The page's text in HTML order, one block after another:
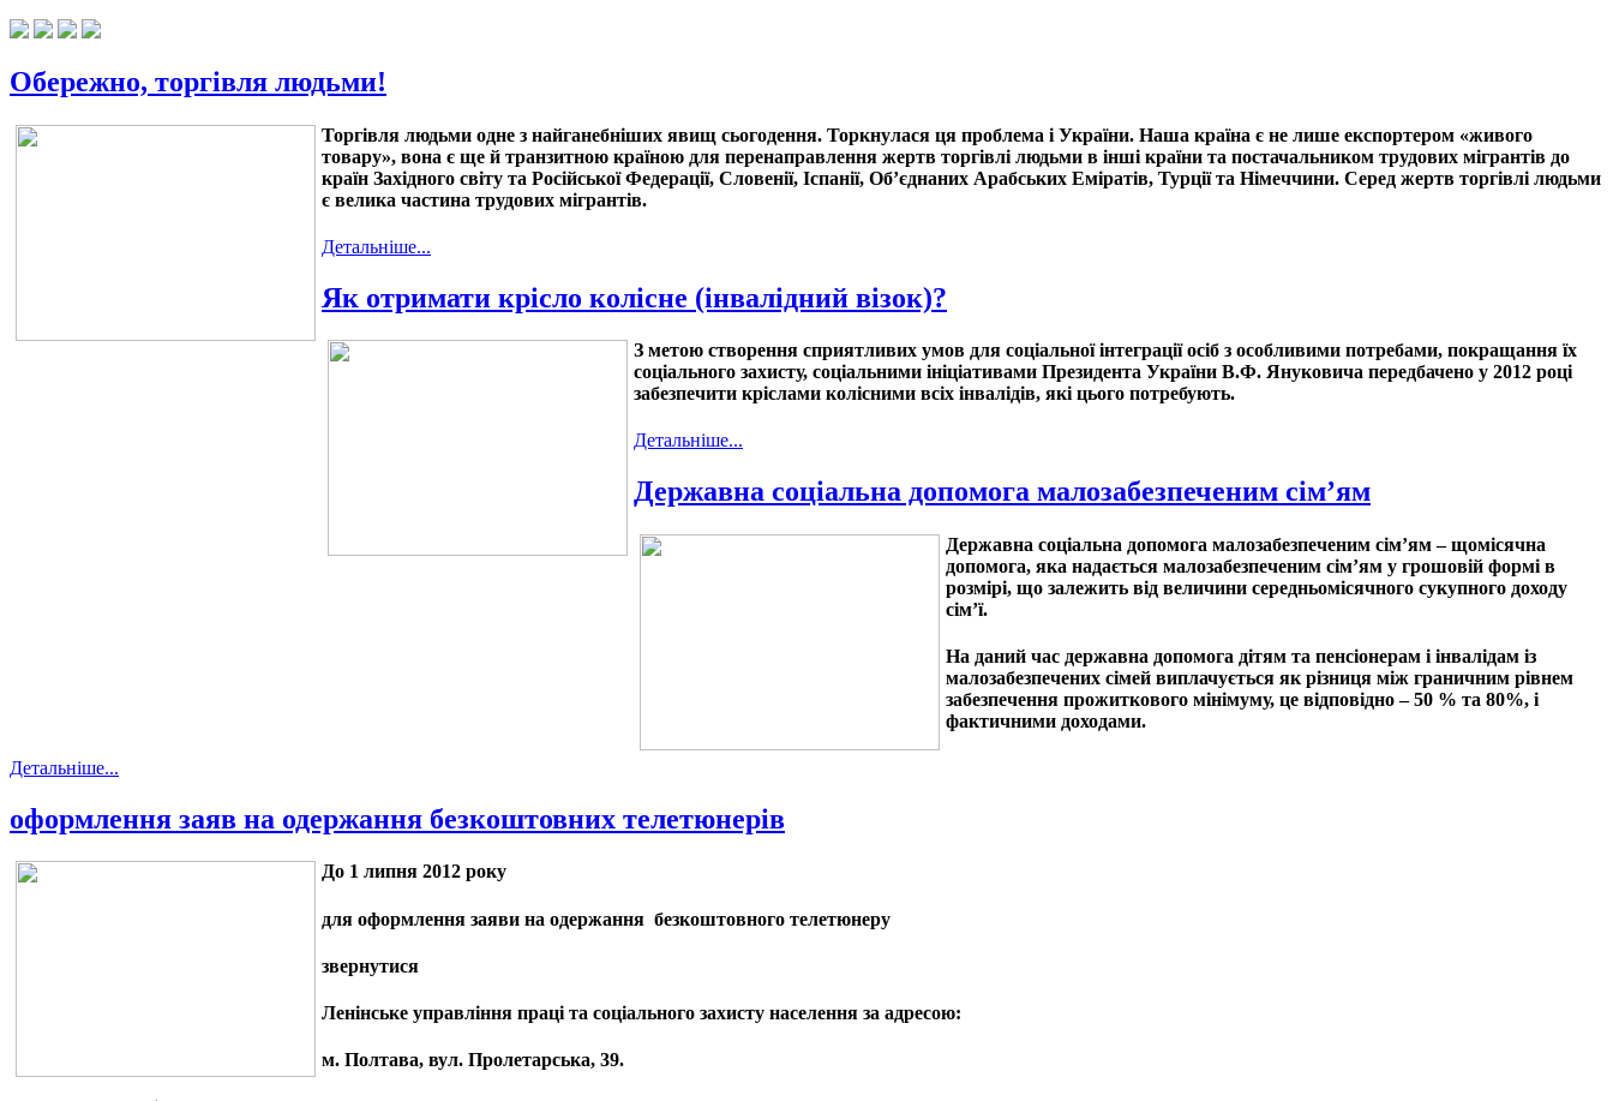
Обережно, торгівля людьми!
Торгівля людьми одне з найганебніших явищ сьогодення. Торкнулася ця проблема і України. Наша країна є не лише експортером «живого
товару», вона є ще й транзитною країною для перенаправлення жертв торгівлі людьми в інші країни та постачальником трудових мігрантів до
країн Західного світу та Російської Федерації, Словенії, Іспанії, Об’єднаних Арабських Еміратів, Турції та Німеччини. Серед жертв торгівлі людьми
є велика частина трудових мігрантів.
Детальніше...
Як отримати крісло колісне (інвалідний візок)?
З метою створення сприятливих умов для соціальної інтеграції осіб з особливими потребами, покращання їх
соціального захисту, соціальними ініціативами Президента України В.Ф. Януковича передбачено у 2012 році
забезпечити кріслами колісними всіх інвалідів, які цього потребують.
Детальніше...
Державна соціальна допомога малозабезпеченим сім’ям
Державна соціальна допомога малозабезпеченим сім’ям– щомісячна
допомога, яка надається малозабезпеченим сім’ям у грошовій формі в
розмірі, що залежить від величини середньомісячного сукупного доходу
сім’ї.
На даний час державна допомога дітям та пенсіонерам і інвалідам із
малозабезпечених сімей виплачується як різниця між граничним рівнем
забезпечення прожиткового мінімуму, це відповідно – 50 % та 80%, і
фактичними доходами.
Детальніше...
оформлення заяв на одержання безкоштовних телетюнерів
До 1 липня 2012 року
для оформлення заяви на одержання безкоштовного телетюнеру
звернутися
Ленінське управління праці та соціального захисту населення за адресою:
м. Полтава, вул. Пролетарська, 39.